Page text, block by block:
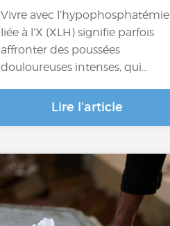
Vivre avec l’hypophosphatémie
liée à l’X (XLH) signifie parfois
affronter des poussées
douloureuses intenses, qui…
Lire l'article